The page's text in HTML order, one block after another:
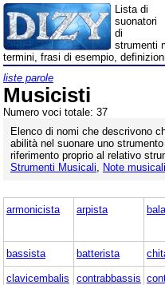
Lista di
suonatori
di
strumenti
termini, frasi di esempio,
liste parole
Musicisti
Numero voci totale: 37
Elenco di nomi che descrivono
abilità nel suonare uno strumento
riferimento proprio al relativo
Strumenti Musicali
Note musicali
armonicista arpista
bassista batterista
clavicembalis
contrabbassis